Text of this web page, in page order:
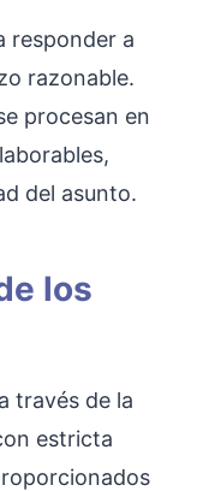
responder a
razonable.
procesan en
del asunto.
los
través de la
estricta